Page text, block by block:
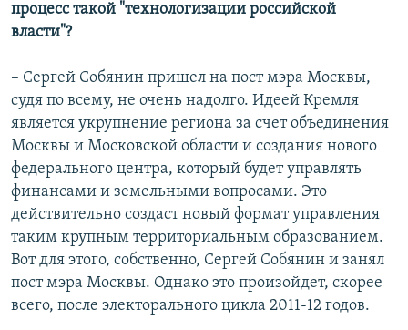
процесс такой "технологизации российской
власти"?
– Сергей Собянин пришел на пост мэра Москвы,
судя по всему, не очень надолго. Идеей Кремля
является укрупнение региона за счет объединения
Москвы и Московской области и создания нового
федерального центра, который будет управлять
финансами и земельными вопросами. Это
действительно создаст новый формат управления
таким крупным территориальным образованием.
Вот для этого, собственно, Сергей Собянин и занял
пост мэра Москвы. Однако это произойдет, скорее
всего, после электорального цикла 2011-12 годов.